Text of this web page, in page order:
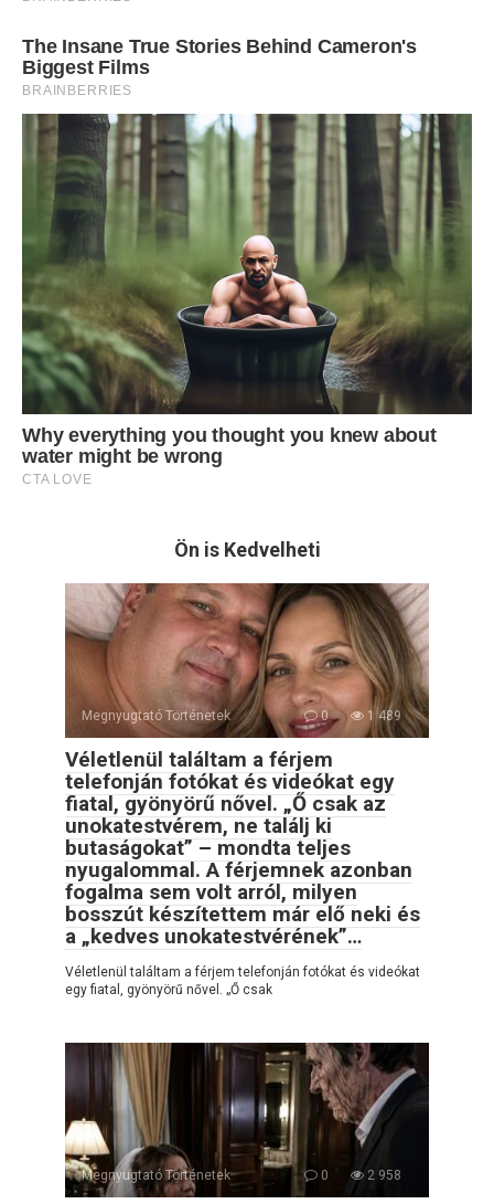
Ön is Kedvelheti
Megnyugtató Történetek 0 1 489
Véletlenül találtam a férjem
telefonján fotókat és videókat egy
fiatal, gyönyörű nővel. „Ő csak az
unokatestvérem, ne találj ki
butaságokat” – mondta teljes
nyugalommal. A férjemnek azonban
fogalma sem volt arról, milyen
bosszút készítettem már elő neki és
a „kedves unokatestvérének”…
Véletlenül találtam a férjem telefonján fotókat és videókat
egy fiatal, gyönyörű nővel. „Ő csak
Megnyugtató Történetek 0 2 958